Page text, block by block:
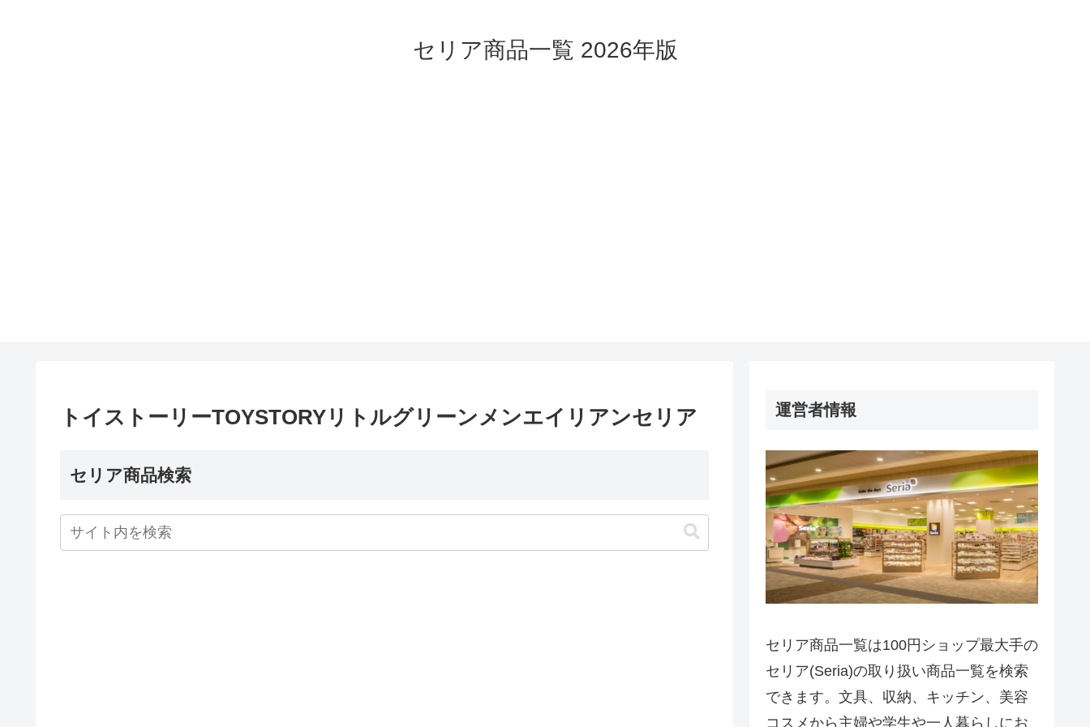
セリア商品一覧 2026年版
トイストーリーTOYSTORYリトルグリーンメンエイリアンセリア
セリア商品検索
運営者情報
セリア商品一覧は100円ショップ最大手の
セリア(Seria)の取り扱い商品一覧を検索
できます。文具、収納、キッチン、美容
コスメから主婦や学生や一人暮らしにお